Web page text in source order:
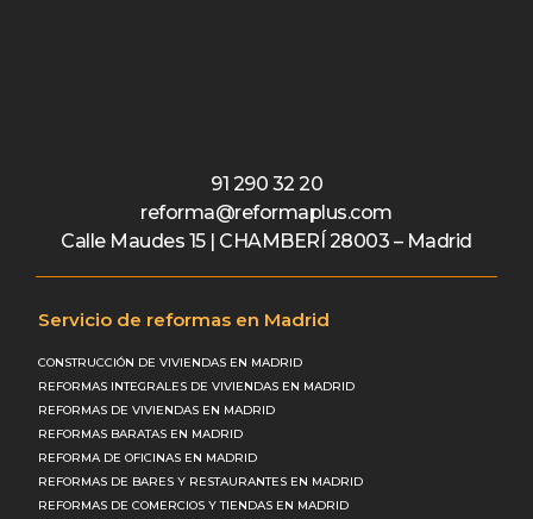
91 290 32 20
reforma@reformaplus.com
Calle Maudes 15 | CHAMBERÍ 28003 – Madrid
Servicio de reformas en Madrid
CONSTRUCCIÓN DE VIVIENDAS EN MADRID
REFORMAS INTEGRALES DE VIVIENDAS EN MADRID
REFORMAS DE VIVIENDAS EN MADRID
REFORMAS BARATAS EN MADRID
REFORMA DE OFICINAS EN MADRID
REFORMAS DE BARES Y RESTAURANTES EN MADRID
REFORMAS DE COMERCIOS Y TIENDAS EN MADRID